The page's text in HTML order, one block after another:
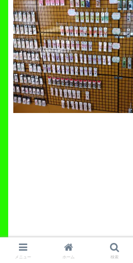
メニュー ホーム 検索